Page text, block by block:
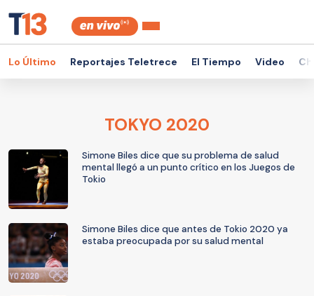
Lo Último Reportajes Teletrece El Tiempo Video
TOKYO 2020
Simone Biles dice que su problema de salud
mental llegó a un punto crítico en los Juegos de
Tokio
Simone Biles dice que antes de Tokio 2020 ya
estaba preocupada por su salud mental